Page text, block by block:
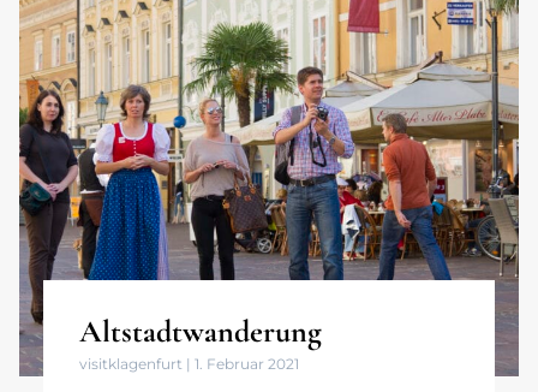
Altstadtwanderung
visitklagenfurt 1. Februar 2021